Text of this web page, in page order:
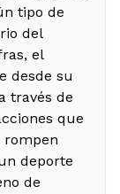
tipo de
del
el
desde su
través de
que
rompen
deporte
de